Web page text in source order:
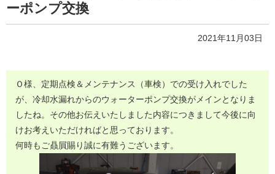
ーポンプ交換
2021年11月03日
Ｏ様、定期点検＆メンテナンス（車検）での受け入れでした
が、冷却水漏れからのウォーターポンプ交換がメインとなりま
したね。その他お伝えいたしました内容につきまして今後に向
けお考えいただければと思っております。
何時もご贔屓賜り誠に有難うございます。